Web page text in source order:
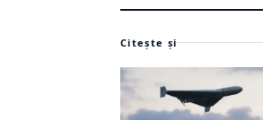
Citește și